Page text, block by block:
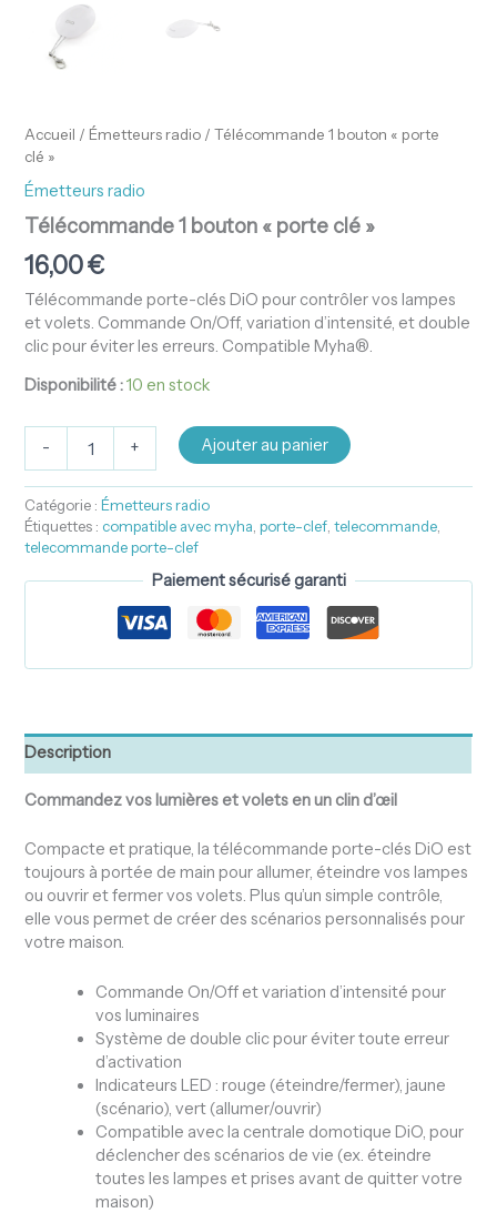
Accueil / Émetteurs radio / Télécommande 1 bouton « porte
clé »
Émetteurs radio
Télécommande 1 bouton « porte clé »
16,00€
Télécommande porte-clés DiO pour contrôler vos lampes
et volets. Commande On/Off, variation d’intensité, et double
clic pour éviter les erreurs. Compatible Myha®.
Disponibilité :10 en stock
- + Ajouter au panier
Catégorie :Émetteurs radio
Étiquettes : compatible avec myha ,porte-clef ,telecommande
telecommande porte-clef
Paiement sécurisé garanti
Description
Commandez vos lumières et volets en un clin d’œil
Compacte et pratique, la télécommande porte-clés DiO est
toujours à portée de main pour allumer, éteindre vos lampes
ou ouvrir et fermer vos volets. Plus qu’un simple contrôle,
elle vous permet de créer des scénarios personnalisés pour
votre maison.
Commande On/Off et variation d’intensité pour
vos luminaires
Système de double clic pour éviter toute erreur
d’activation
Indicateurs LED : rouge (éteindre/fermer), jaune
(scénario), vert (allumer/ouvrir)
Compatible avec la centrale domotique DiO, pour
déclencher des scénarios de vie (ex. éteindre
toutes les lampes et prises avant de quitter votre
maison)